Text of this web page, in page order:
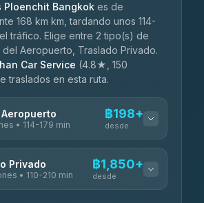
Ploenchit Bangkok es de
168 km km, tardando unos 114-
tráfico. Elige entre 2 tipo(s) de
del Aeropuerto, Traslado Privado.
Car Service (4.8★, 150
traslados en esta ruta.
• 114-179 min
฿198+
desde
฿198-฿220
Privado
• 110-210 min
฿1,850+
desde